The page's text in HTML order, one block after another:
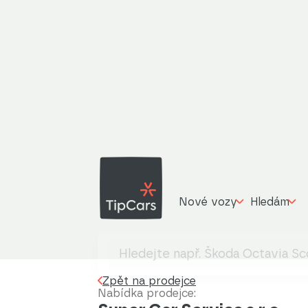
Nové vozy Hledám
Zpět na prodejce
Nabídka prodejce: